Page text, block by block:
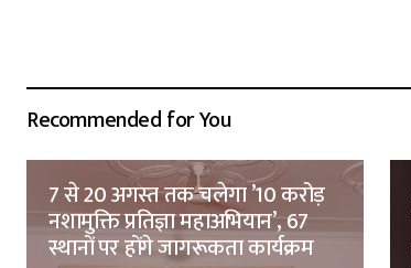
Recommended for You
7 से 20 अगस्त तक चलेगा ’10 करोड़
नशामुक्ति प्रतिज्ञा महाअभियान’, 67
स्थानों पर होंगे जागरूकता कार्यक्रम